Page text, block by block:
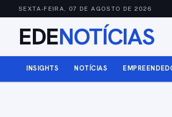
SEXTA-FEIRA, 07 DE AGOSTO DE 2026
EDENOTÍCIAS
INSIGHTS NOTÍCIAS